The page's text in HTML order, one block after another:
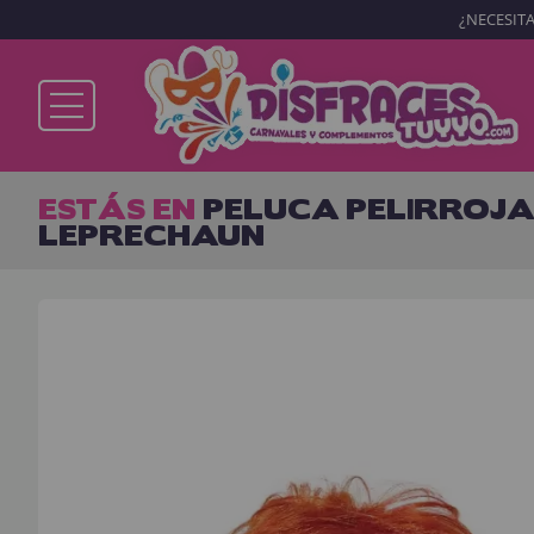
Ya soy cliente
ESTÁS EN PELUCA
LEPRECHAUN